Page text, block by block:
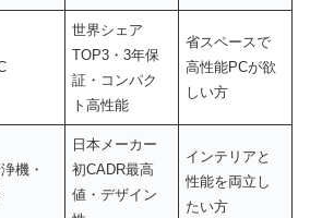
世界シェア
TOP3・3年保
証・コンパク
ト高性能
省スペースで
高性能PCが欲
しい方
機・
日本メーカー
初CADR最高
値・デザイン
インテリアと
性能を両立し
たい方